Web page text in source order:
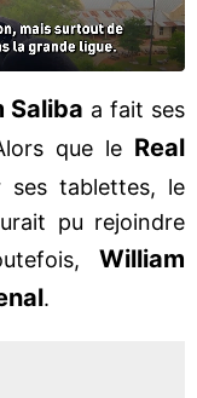
Saliba a fait ses
que le Real
tablettes, le
pu rejoindre
William
.